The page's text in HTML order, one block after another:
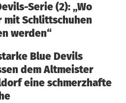
Serie (2): „Wo
mit Schlittschuhen
werden“
Blue Devils
dem Altmeister
eine schmerzhafte